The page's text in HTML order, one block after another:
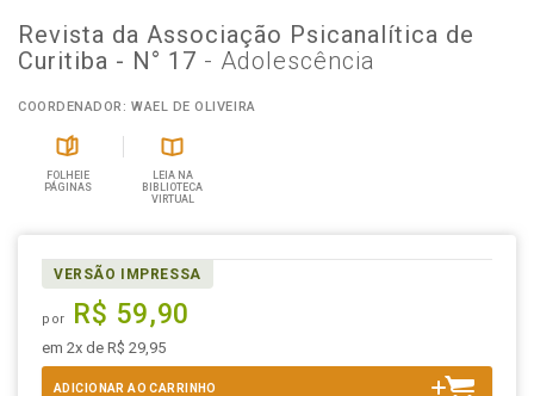
Revista da Associação Psicanalítica de
Curitiba - N° 17 - Adolescência
COORDENADOR: WAEL DE OLIVEIRA
FOLHEIE
PÁGINAS
LEIA NA
BIBLIOTECA
VIRTUAL
VERSÃO IMPRESSA
por R$ 59,90
em 2x de R$ 29,95
ADICIONAR AO CARRINHO